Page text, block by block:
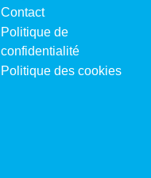
Contact
Politique de
confidentialité
Politique des cookies